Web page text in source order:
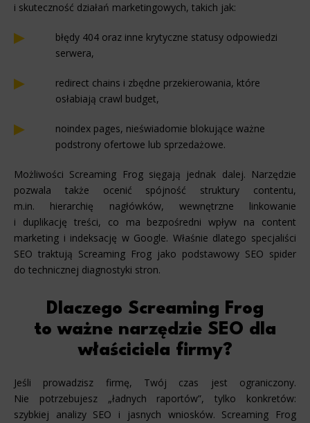
i skuteczność działań marketingowych, takich jak:
błędy 404 oraz inne krytyczne statusy odpowiedzi
serwera,
redirect chains i zbędne przekierowania, które
osłabiają crawl budget,
noindex pages, nieświadomie blokujące ważne
podstrony ofertowe lub sprzedażowe.
Możliwości Screaming Frog sięgają jednak dalej. Narzędzie
pozwala także ocenić spójność struktury contentu,
m.in. hierarchię nagłówków, wewnętrzne linkowanie
i duplikację treści, co ma bezpośredni wpływ na content
marketing i indeksację w Google. Właśnie dlatego specjaliści
SEO traktują Screaming Frog jako podstawowy SEO spider
do technicznej diagnostyki stron.
Dlaczego Screaming Frog
to ważne narzędzie SEO dla
właściciela firmy?
Jeśli prowadzisz firmę, Twój czas jest ograniczony.
Nie potrzebujesz „ładnych raportów”, tylko konkretów:
szybkiej analizy SEO i jasnych wniosków. Screaming Frog